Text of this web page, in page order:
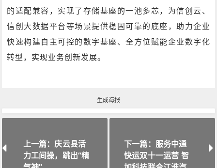
的适配兼容，实现了存储基座的一池多芯，为信创云、
信创大数据平台等场景提供稳固可靠的底座，助力企业
快速构建自主可控的数字基座、全方位赋能企业数字化
转型，实现业务创新发展。
生成海报
上一篇：庆云县活
力工间操，跳出“精
下一篇：服务中通
快运双十一运营 智